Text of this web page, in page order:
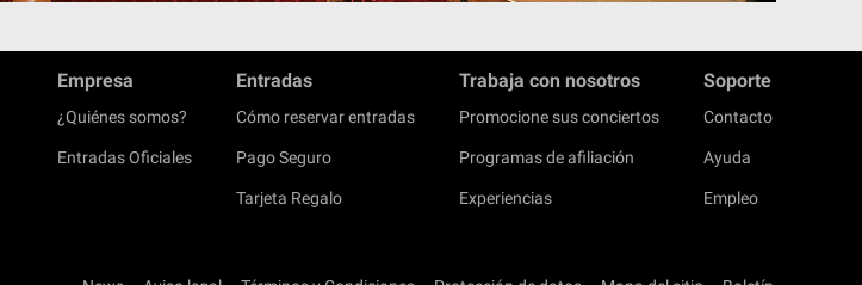
Empresa
¿Quiénes somos?
Entradas Oficiales
Entradas
Cómo reservar entradas
Pago Seguro
Tarjeta Regalo
Trabaja con nosotros
Promocione sus conciertos
Programas de afiliación
Experiencias
Soporte
Contacto
Ayuda
Empleo